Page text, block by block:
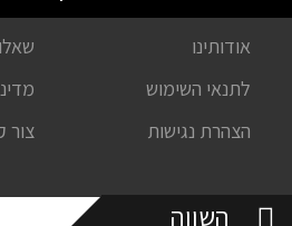
אודותינו
לתנאי השימוש
הצהרת נגישות
צור
השווה